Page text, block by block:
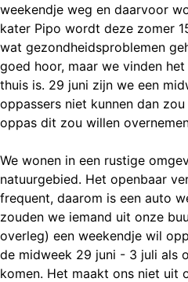
weekendje weg en daarvoor
kater Pipo wordt deze zomer
wat gezondheidsproblemen
goed hoor, maar we vinden
thuis is. 29 juni zijn we een
oppassers niet kunnen dan
oppas dit zou willen
We wonen in een rustige
natuurgebied. Het openbaar
frequent, daarom is een auto
zouden we iemand uit onze
overleg) een weekendje wil
de midweek 29 juni - 3 juli als
komen. Het maakt ons niet uit